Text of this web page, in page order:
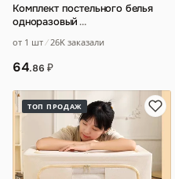
Комплект постельного белья
одноразовый…
от 1 шт 26K заказали
64.86 ₽
ТОП ПРОДАЖ